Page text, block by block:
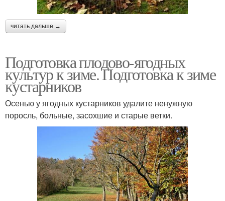
читать дальше →
Подготовка плодово-ягодных
культур к зиме. Подготовка к зиме
кустарников
Осенью у ягодных кустарников удалите ненужную
поросль, больные, засохшие и старые ветки.